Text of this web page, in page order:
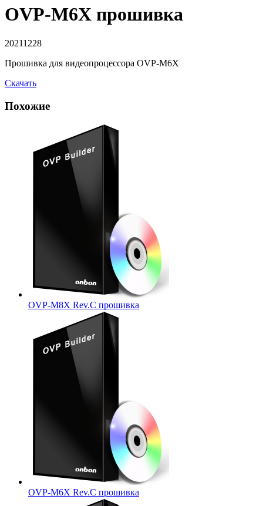
OVP-M6X прошивка
20211228
Прошивка для видеопроцессора OVP-M6X
Скачать
Похожие
OVP-M8X Rev.C прошивка
OVP-M6X Rev.C прошивка